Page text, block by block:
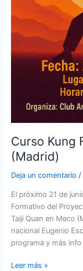
Curso Kung
(Madrid)
Deja un comentario /
El próximo 21 de
Formativo del
Taiji Quan en Meco
nacional Eugenio
programa y más info
Leer más »